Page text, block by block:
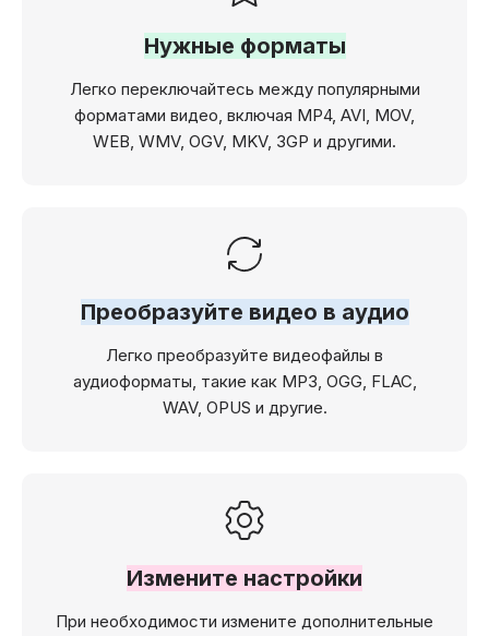
Нужные форматы
Легко переключайтесь между популярными
форматами видео, включая MP4, AVI, MOV,
WEB, WMV, OGV, MKV, 3GP и другими.
Преобразуйте видео в аудио
Легко преобразуйте видеофайлы в
аудиоформаты, такие как MP3, OGG, FLAC,
WAV, OPUS и другие.
Измените настройки
При необходимости измените дополнительные